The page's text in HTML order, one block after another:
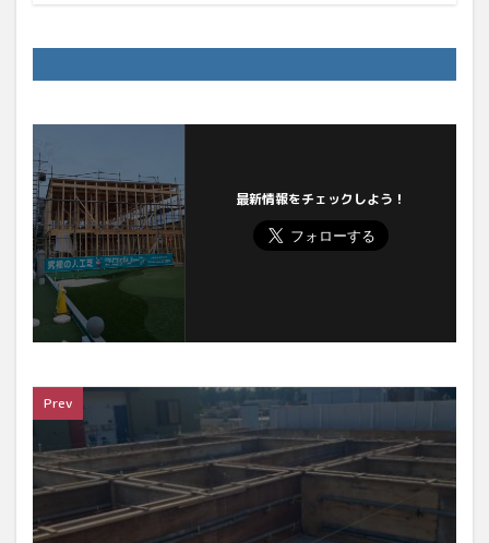
最新情報をチェックしよう！
Prev